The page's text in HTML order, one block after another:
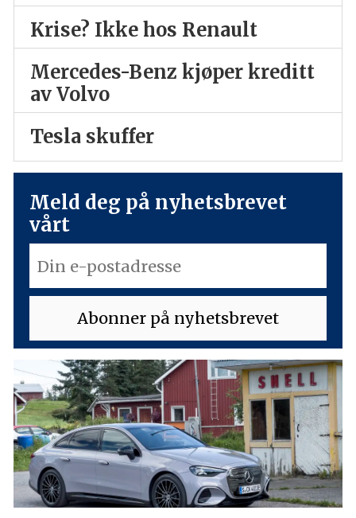
Krise? Ikke hos Renault
Mercedes-Benz kjøper kreditt
av Volvo
Tesla skuffer
Meld deg på nyhetsbrevet
vårt